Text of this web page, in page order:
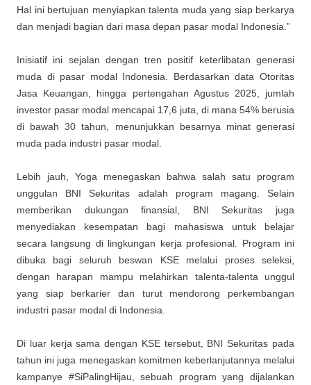
Hal ini bertujuan menyiapkan talenta muda yang siap berkarya
dan menjadi bagian dari masa depan pasar modal Indonesia.”
Inisiatif ini sejalan dengan tren positif keterlibatan generasi
muda di pasar modal Indonesia. Berdasarkan data Otoritas
Jasa Keuangan, hingga pertengahan Agustus 2025, jumlah
investor pasar modal mencapai 17,6 juta, di mana 54% berusia
di bawah 30 tahun, menunjukkan besarnya minat generasi
muda pada industri pasar modal.
Lebih jauh, Yoga menegaskan bahwa salah satu program
unggulan BNI Sekuritas adalah program magang. Selain
memberikan dukungan finansial, BNI Sekuritas juga
menyediakan kesempatan bagi mahasiswa untuk belajar
secara langsung di lingkungan kerja profesional. Program ini
dibuka bagi seluruh beswan KSE melalui proses seleksi,
dengan harapan mampu melahirkan talenta-talenta unggul
yang siap berkarier dan turut mendorong perkembangan
industri pasar modal di Indonesia.
Di luar kerja sama dengan KSE tersebut, BNI Sekuritas pada
tahun ini juga menegaskan komitmen keberlanjutannya melalui
kampanye #SiPalingHijau, sebuah program yang dijalankan